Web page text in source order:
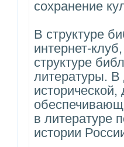
сохранение
В структуре
интернет-
структуре
литературы.
в литературе
истории